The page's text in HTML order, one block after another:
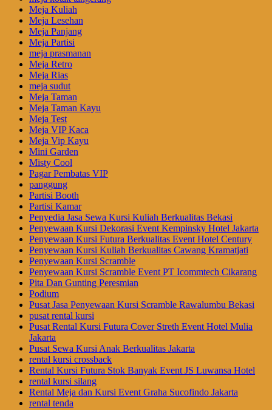
Meja Kuliah
Meja Lesehan
Meja Panjang
Meja Partisi
meja prasmanan
Meja Retro
Meja Rias
meja sudut
Meja Taman
Meja Taman Kayu
Meja Test
Meja VIP Kaca
Meja Vip Kayu
Mini Garden
Misty Cool
Pagar Pembatas VIP
panggung
Partisi Booth
Partisi Kamar
Penyedia Jasa Sewa Kursi Kuliah Berkualitas Bekasi
Penyewaan Kursi Dekorasi Event Kempinsky Hotel Jakarta
Penyewaan Kursi Futura Berkualitas Event Hotel Century
Penyewaan Kursi Kuliah Berkualitas Cawang Kramatjati
Penyewaan Kursi Scramble
Penyewaan Kursi Scramble Event PT Icommtech Cikarang
Pita Dan Gunting Peresmian
Podium
Pusat Jasa Penyewaan Kursi Scramble Rawalumbu Bekasi
pusat rental kursi
Pusat Rental Kursi Futura Cover Streth Event Hotel Mulia
Jakarta
Pusat Sewa Kursi Anak Berkualitas Jakarta
rental kursi crossback
Rental Kursi Futura Stok Banyak Event JS Luwansa Hotel
rental kursi silang
Rental Meja dan Kursi Event Graha Sucofindo Jakarta
rental tenda